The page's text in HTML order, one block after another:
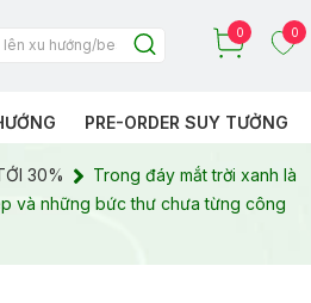
0 0
PRE-ORDER SUY TƯỞNG
30%
Trong đáy mắt trời xanh là
và những bức thư chưa từng công